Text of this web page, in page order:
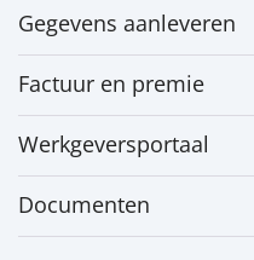
Gegevens aanleveren
Factuur en premie
Werkgeversportaal
Documenten